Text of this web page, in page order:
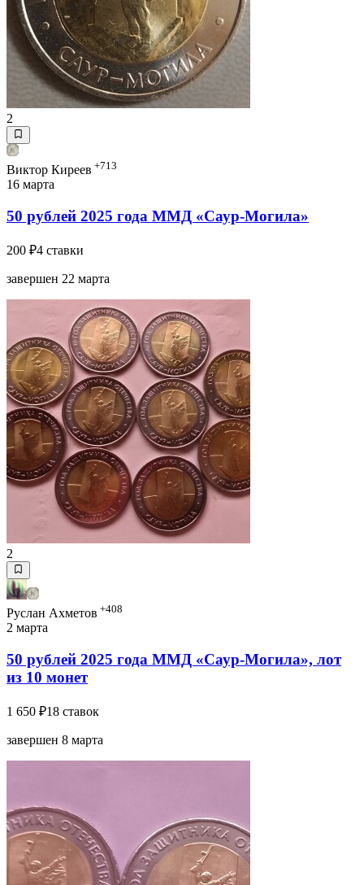
2
Виктор Киреев +713
16 марта
50 рублей 2025 года ММД «Саур-Могила»
200 ₽4 ставки
завершен 22 марта
2
Руслан Ахметов +408
2 марта
50 рублей 2025 года ММД «Саур-Могила», лот
из 10 монет
1 650 ₽18 ставок
завершен 8 марта